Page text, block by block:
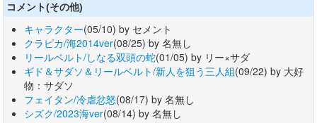
コメント(その他)
キャラクター(05/10) by セメント
クラピカ/海2014ver(08/25) by 名無し
リールベルト/しなる双頭の蛇(01/05) by リー×サダ
ギド＆サダソ＆リールベルト/新人を狙う三人組(09/22) by 大好
物：サダソ
フェイタン/冷虐忿怒(08/17) by 名無し
シズク/2023海ver(08/14) by 名無し